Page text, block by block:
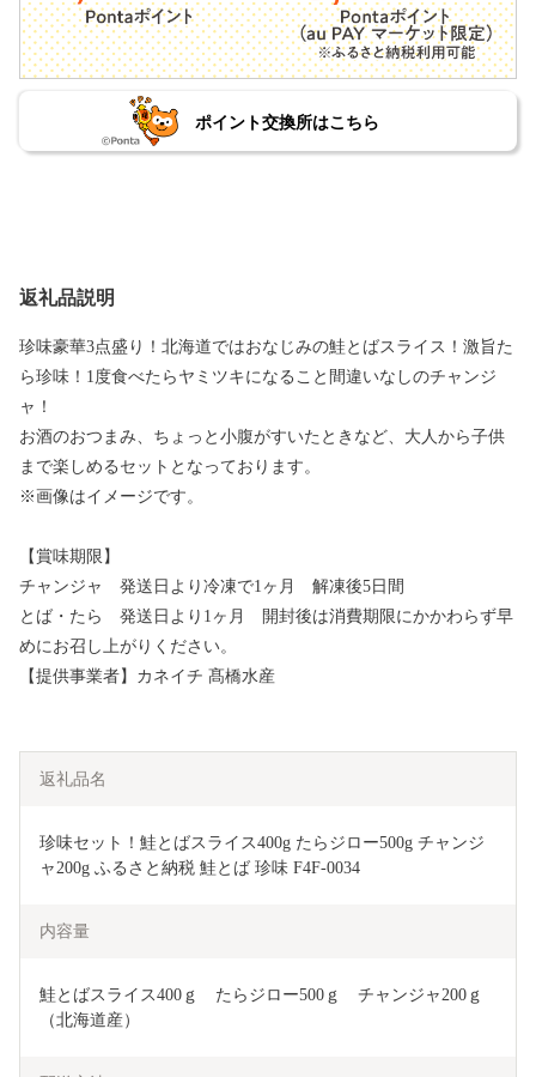
ポイント交換所はこちら
返礼品説明
珍味豪華3点盛り！北海道ではおなじみの鮭とばスライス！激旨た
ら珍味！1度食べたらヤミツキになること間違いなしのチャンジ
ャ！
お酒のおつまみ、ちょっと小腹がすいたときなど、大人から子供
まで楽しめるセットとなっております。
※画像はイメージです。
【賞味期限】
チャンジャ 発送日より冷凍で1ヶ月 解凍後5日間
とば・たら 発送日より1ヶ月 開封後は消費期限にかかわらず早
めにお召し上がりください。
【提供事業者】カネイチ 髙橋水産
返礼品名
珍味セット！鮭とばスライス400g たらジロー500g チャンジ
ャ200g ふるさと納税 鮭とば 珍味 F4F-0034
内容量
鮭とばスライス400ｇ　たらジロー500ｇ　チャンジャ200ｇ
（北海道産）